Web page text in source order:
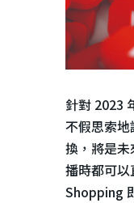
針對2023
不假思索
換，將是
播時都可
Shopping